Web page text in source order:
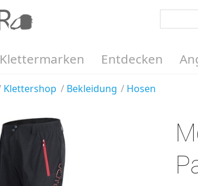
Klettermarken Entdecken
Klettershop Bekleidung Hosen